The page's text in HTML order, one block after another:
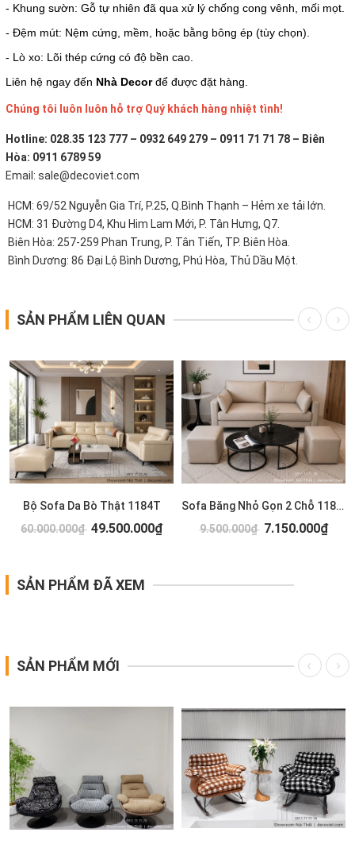
- Khung sườn: Gỗ tự nhiên đã qua xử lý chống cong vênh, mối mọt.
- Đệm mút: Nệm cứng, mềm, hoặc bằng bông ép (tùy chọn).
- Lò xo: Lõi thép cứng có độ bền cao.
Liên hệ ngay đến Nhà Decorđể được đặt hàng.
Chúng tôi luôn luôn hỗ trợ Quý khách hàng nhiệt tình!
Hotline: 028.35 123 777 – 0932 649 279 – 0911 71 71 78 – Biên
Hòa: 0911 6789 59
Email: sale@decoviet.com
HCM: 69/52 Nguyễn Gia Trí, P.25, Q.Bình Thạnh – Hẻm xe tải lớn.
HCM: 31 Đường D4, Khu Him Lam Mới, P. Tân Hưng, Q7.
Biên Hòa: 257-259 Phan Trung, P. Tân Tiến, TP. Biên Hòa.
Bình Dương: 86 Đại Lộ Bình Dương, Phú Hòa, Thủ Dầu Một.
SẢN PHẨM LIÊN QUAN
Bộ Sofa Da Bò Thật 1184T
60.000.000₫ 49.500.000₫
Sofa Băng Nhỏ Gọn 2 Chỗ 1183T
9.500.000₫ 7.150.000₫
SẢN PHẨM ĐÃ XEM
SẢN PHẨM MỚI